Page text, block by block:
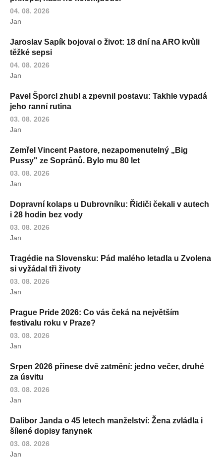
04. 08. 2026
Jan
Jaroslav Sapík bojoval o život: 18 dní na ARO kvůli
těžké sepsi
04. 08. 2026
Jan
Pavel Šporcl zhubl a zpevnil postavu: Takhle vypadá
jeho ranní rutina
03. 08. 2026
Jan
Zemřel Vincent Pastore, nezapomenutelný „Big
Pussy" ze Sopránů. Bylo mu 80 let
03. 08. 2026
Jan
Dopravní kolaps u Dubrovníku: Řidiči čekali v autech
i 28 hodin bez vody
03. 08. 2026
Jan
Tragédie na Slovensku: Pád malého letadla u Zvolena
si vyžádal tři životy
03. 08. 2026
Jan
Prague Pride 2026: Co vás čeká na největším
festivalu roku v Praze?
03. 08. 2026
Jan
Srpen 2026 přinese dvě zatmění: jedno večer, druhé
za úsvitu
03. 08. 2026
Jan
Dalibor Janda o 45 letech manželství: Žena zvládla i
šílené dopisy fanynek
03. 08. 2026
Jan